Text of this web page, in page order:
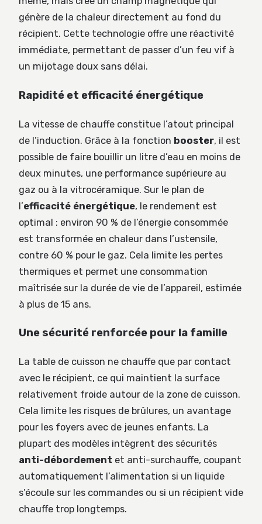
génère de la chaleur directement au fond du
récipient. Cette technologie offre une réactivité
immédiate, permettant de passer d’un feu vif à
un mijotage doux sans délai.
Rapidité et efficacité énergétique
La vitesse de chauffe constitue l’atout principal
de l’induction. Grâce à la fonction booster, il est
possible de faire bouillir un litre d’eau en moins de
deux minutes, une performance supérieure au
gaz ou à la vitrocéramique. Sur le plan de
l’efficacité énergétique, le rendement est
optimal : environ 90 % de l’énergie consommée
est transformée en chaleur dans l’ustensile,
contre 60 % pour le gaz. Cela limite les pertes
thermiques et permet une consommation
maîtrisée sur la durée de vie de l’appareil, estimée
à plus de 15 ans.
Une sécurité renforcée pour la famille
La table de cuisson ne chauffe que par contact
avec le récipient, ce qui maintient la surface
relativement froide autour de la zone de cuisson.
Cela limite les risques de brûlures, un avantage
pour les foyers avec de jeunes enfants. La
plupart des modèles intègrent des sécurités
anti-débordement et anti-surchauffe, coupant
automatiquement l’alimentation si un liquide
s’écoule sur les commandes ou si un récipient vide
chauffe trop longtemps.